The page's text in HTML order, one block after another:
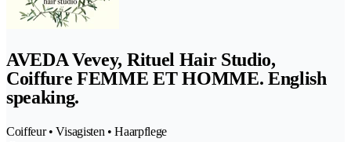
AVEDA Vevey, Rituel Hair Studio,
Coiffure FEMME ET HOMME. English
speaking.
Coiffeur • Visagisten • Haarpflege